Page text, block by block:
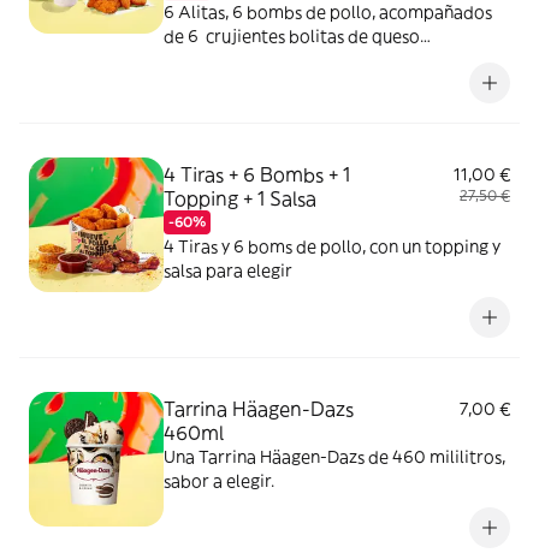
6 Alitas, 6 bombs de pollo, acompañados
de 6 crujientes bolitas de queso
4 Tiras + 6 Bombs + 1
Topping + 1 Salsa
-60%
11,00 €
27,50 €
4 Tiras y 6 boms de pollo, con un topping y
salsa para elegir
Tarrina Häagen-Dazs
460ml
7,00 €
Una Tarrina Häagen-Dazs de 460 mililitros,
sabor a elegir.